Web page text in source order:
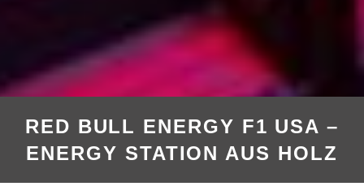
RED BULL ENERGY F1 USA –
ENERGY STATION AUS HOLZ